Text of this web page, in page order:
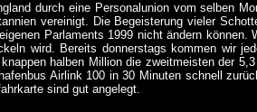
durch eine Personalunion vom selben
vereinigt. Die Begeisterung vieler
Parlaments 1999 nicht ändern
wird. Bereits donnerstags kommen wir
halben Million die zweitmeisten der
Airlink 100 in 30 Minuten schnell
sind gut angelegt.